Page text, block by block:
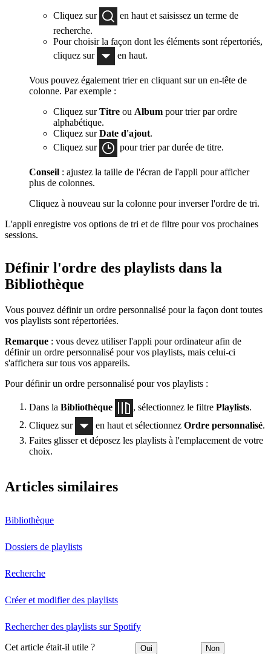
Cliquez sur
en haut et saisissez un terme de
recherche.
Pour choisir la façon dont les éléments sont répertoriés,
cliquez sur
en haut.
Vous pouvez également trier en cliquant sur un en-tête de
colonne. Par exemple :
Cliquez surTitre ou Album pour trier par ordre
alphabétique.
Cliquez surDate d'ajout.
Cliquez sur
pour trier par durée de titre.
Conseil : ajustez la taille de l'écran de l'appli pour afficher
plus de colonnes.
Cliquez à nouveau sur la colonne pour inverser l'ordre de tri.
L'appli enregistre vos options de tri et de filtre pour vos prochaines
sessions.
Définir l'ordre des playlists dans la
Bibliothèque
Vous pouvez définir un ordre personnalisé pour la façon dont toutes
vos playlists sont répertoriées.
Remarque : vous devez utiliser l'appli pour ordinateur afin de
définir un ordre personnalisé pour vos playlists, mais celui-ci
s'affichera sur tous vos appareils.
Pour définir un ordre personnalisé pour vos playlists :
Dans la Bibliothèque , sélectionnez le filtre Playlists.
Cliquez sur
en haut et sélectionnez Ordre personnalisé.
Faites glisser et déposez les playlists à l'emplacement de votre
choix.
Articles similaires
Bibliothèque
Dossiers de playlists
Recherche
Créer et modifier des playlists
Rechercher des playlists sur Spotify
Cet article était-il utile ? Oui Non